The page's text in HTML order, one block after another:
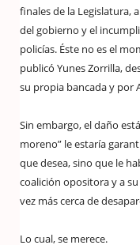
finales de la Legislatura,
del gobierno y el
policías. Éste no es el
publicó Yunes Zorrilla,
su propia bancada y por
Sin embargo, el daño
moreno” le estaría
que desea, sino que le
coalición opositora y a
vez más cerca de
Lo cual, se merece.